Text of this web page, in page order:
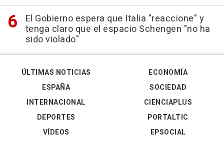
El Gobierno espera que Italia "reaccione" y
tenga claro que el espacio Schengen "no ha
sido violado"
ÚLTIMAS NOTICIAS
ESPAÑA
INTERNACIONAL
DEPORTES
VÍDEOS
ECONOMÍA
SOCIEDAD
CIENCIAPLUS
PORTALTIC
EPSOCIAL